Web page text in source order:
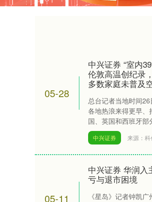
05-28
中兴证券 “室内
伦敦高温创纪录
多数家庭未普及
总台记者当地时间
各地热浪来得更早
国、英国和西班牙部
中兴证券 来源：
05-11
中兴证券 华润入
亏与退市困境
《星岛》记者钟凯